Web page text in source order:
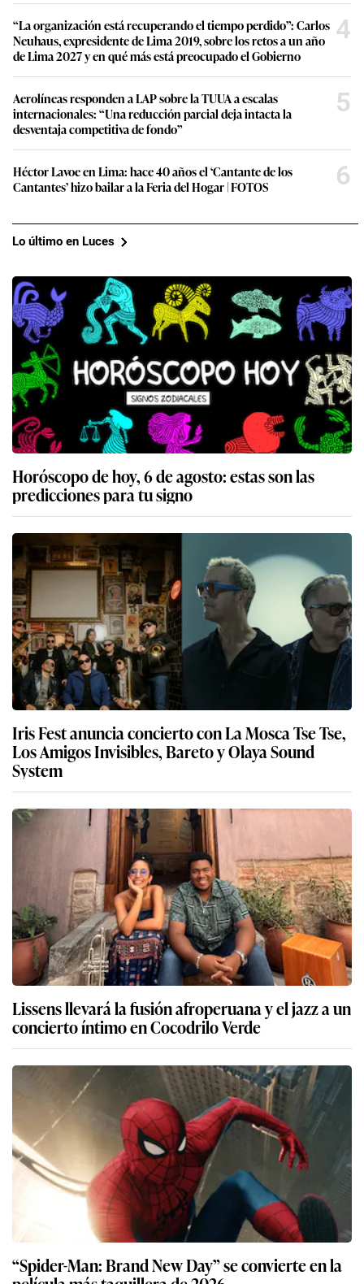
“La organización está recuperando el tiempo perdido”: Carlos
Neuhaus, expresidente de Lima 2019, sobre los retos a un año
de Lima 2027 y en qué más está preocupado el Gobierno
4
Aerolíneas responden a LAP sobre la TUUA a escalas
internacionales: “Una reducción parcial deja intacta la
desventaja competitiva de fondo”
5
Héctor Lavoe en Lima: hace 40 años el ‘Cantante de los
Cantantes’ hizo bailar a la Feria del Hogar | FOTOS
6
Lo último en Luces
Horóscopo de hoy, 6 de agosto: estas son las
predicciones para tu signo
Iris Fest anuncia concierto con La Mosca Tse Tse,
Los Amigos Invisibles, Bareto y Olaya Sound
System
Lissens llevará la fusión afroperuana y el jazz a un
concierto íntimo en Cocodrilo Verde
“Spider-Man: Brand New Day” se convierte en la